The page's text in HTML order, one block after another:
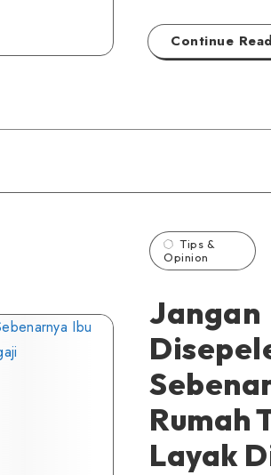
Continue
Tips &
Opinion
Jangan
Rumah
Layak